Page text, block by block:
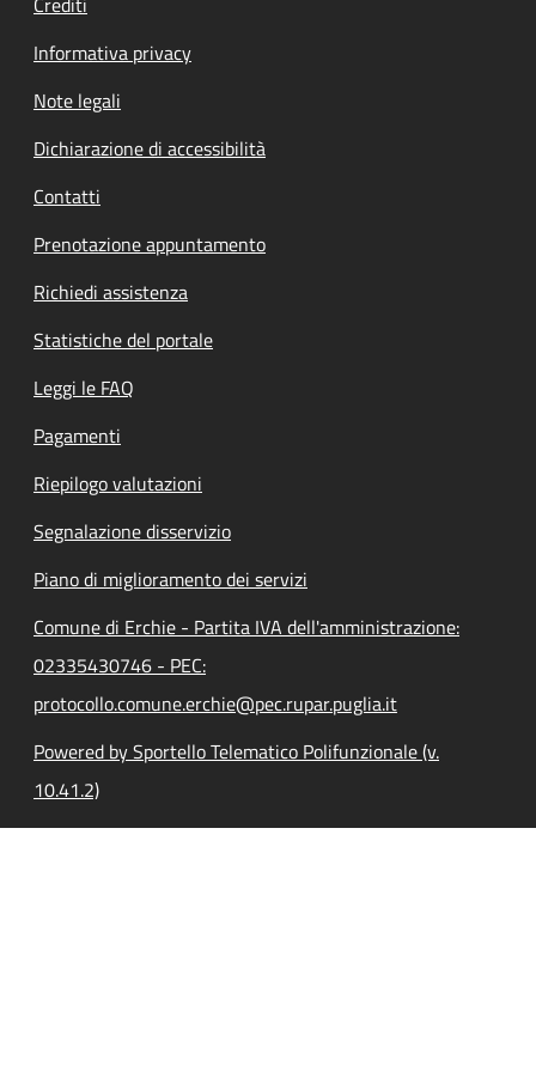
Informativa privacy
Note legali
Dichiarazione di accessibilità
Contatti
Prenotazione appuntamento
Richiedi assistenza
Statistiche del portale
Leggi le FAQ
Pagamenti
Riepilogo valutazioni
Segnalazione disservizio
Piano di miglioramento dei servizi
Comune di Erchie - Partita IVA dell'amministrazione:
02335430746 - PEC:
protocollo.comune.erchie@pec.rupar.puglia.it
Powered by Sportello Telematico Polifunzionale (v.
10.41.2)